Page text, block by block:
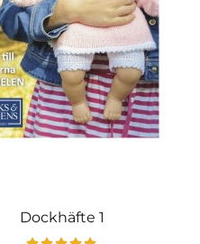
Dockhäfte 1